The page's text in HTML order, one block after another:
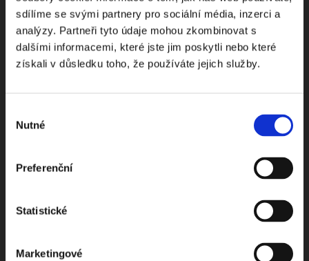
sdílíme se svými partnery pro sociální média, inzerci a
analýzy. Partneři tyto údaje mohou zkombinovat s
dalšími informacemi, které jste jim poskytli nebo které
získali v důsledku toho, že používáte jejich služby.
souhlasu
Nutné
Preferenční
Statistické
Marketingové
Odebírejte Beck-online
Dostávejte od nás pravidelný měsíční souhrn
zpracování osobních údajů